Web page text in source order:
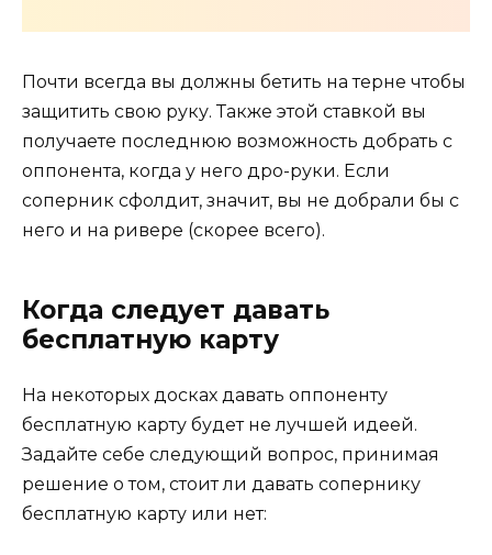
Почти всегда вы должны бетить на терне чтобы
защитить свою руку. Также этой ставкой вы
получаете последнюю возможность добрать с
оппонента, когда у него дро-руки. Если
соперник сфолдит, значит, вы не добрали бы с
него и на ривере (скорее всего).
Когда следует давать
бесплатную карту
На некоторых досках давать оппоненту
бесплатную карту будет не лучшей идеей.
Задайте себе следующий вопрос, принимая
решение о том, стоит ли давать сопернику
бесплатную карту или нет: